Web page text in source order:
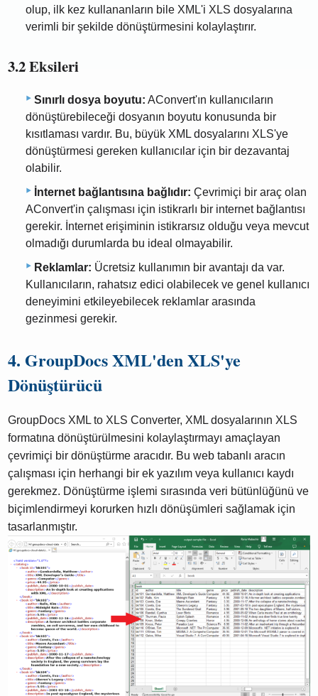
olup, ilk kez kullananların bile XML'i XLS dosyalarına
verimli bir şekilde dönüştürmesini kolaylaştırır.
3.2 Eksileri
Sınırlı dosya boyutu: AConvert'ın kullanıcıların
dönüştürebileceği dosyanın boyutu konusunda bir
kısıtlaması vardır. Bu, büyük XML dosyalarını XLS'ye
dönüştürmesi gereken kullanıcılar için bir dezavantaj
olabilir.
İnternet bağlantısına bağlıdır: Çevrimiçi bir araç olan
AConvert'in çalışması için istikrarlı bir internet bağlantısı
gerekir. İnternet erişiminin istikrarsız olduğu veya mevcut
olmadığı durumlarda bu ideal olmayabilir.
Reklamlar: Ücretsiz kullanımın bir avantajı da var.
Kullanıcıların, rahatsız edici olabilecek ve genel kullanıcı
deneyimini etkileyebilecek reklamlar arasında
gezinmesi gerekir.
4. GroupDocs XML'den XLS'ye
Dönüştürücü
GroupDocs XML to XLS Converter, XML dosyalarının XLS
formatına dönüştürülmesini kolaylaştırmayı amaçlayan
çevrimiçi bir dönüştürme aracıdır. Bu web tabanlı aracın
çalışması için herhangi bir ek yazılım veya kullanıcı kaydı
gerekmez. Dönüştürme işlemi sırasında veri bütünlüğünü ve
biçimlendirmeyi korurken hızlı dönüşümleri sağlamak için
tasarlanmıştır.